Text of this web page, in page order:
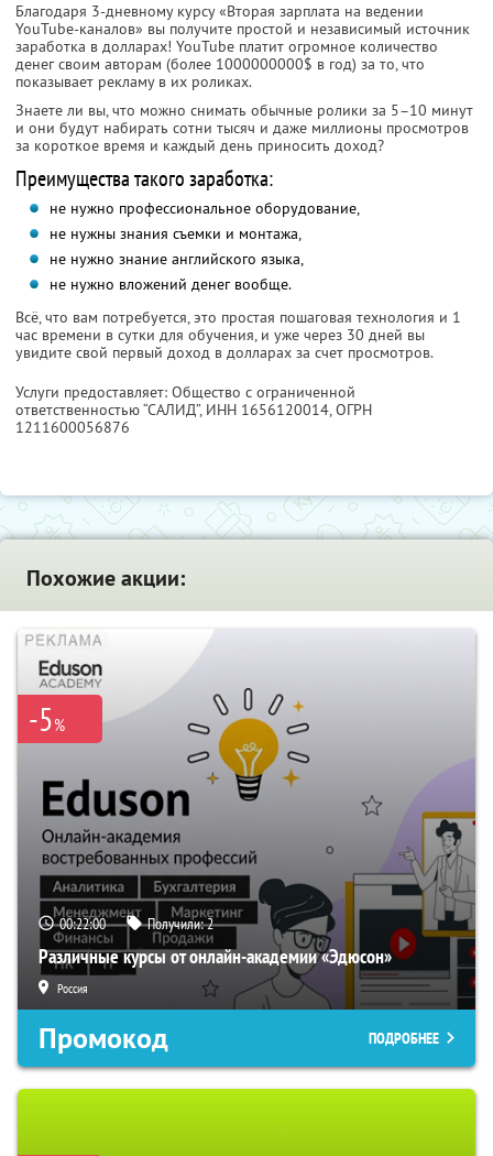
Благодаря 3-дневному курсу «Вторая зарплата на ведении
YouTube-каналов» вы получите простой и независимый источник
заработка в долларах! YouTube платит огромное количество
денег своим авторам (более 1000000000$ в год) за то, что
показывает рекламу в их роликах.
Знаете ли вы, что можно снимать обычные ролики за 5–10 минут
и они будут набирать сотни тысяч и даже миллионы просмотров
за короткое время и каждый день приносить доход?
Преимущества такого заработка:
не нужно профессиональное оборудование,
не нужны знания съемки и монтажа,
не нужно знание английского языка,
не нужно вложений денег вообще.
Всё, что вам потребуется, это простая пошаговая технология и 1
час времени в сутки для обучения, и уже через 30 дней вы
увидите свой первый доход в долларах за счет просмотров.
Услуги предоставляет: Общество с ограниченной
ответственностью “САЛИД”, ИНН 1656120014, ОГРН
1211600056876
Похожие акции:
-5%
00:21:59 Получили:2
Различные курсы от онлайн-академии «Эдюсон»
Россия
Промокод ПОДРОБНЕЕ